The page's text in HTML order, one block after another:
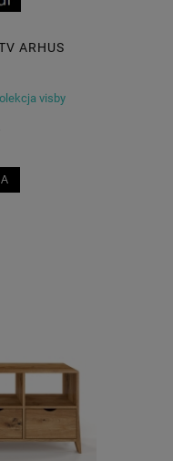
ARHUS
visby